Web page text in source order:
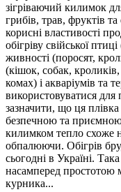
зігріваючий килимок
грибів, трав, фруктів
корисні властивості
обігріву свійської
живності (поросят,
(кішок, собак,
комах) і акваріумів та
використовуватися для
зазначити, що ця
безпечною та
килимком тепло схоже
обпалюючи. Обігрів
сьогодні в Україні.
насамперед простотою
курника...